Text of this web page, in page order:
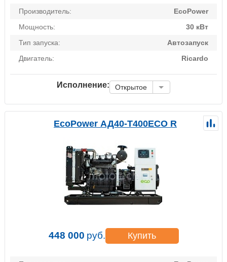
Производитель:
EcoPower
Мощность:
30 кВт
Тип запуска:
Автозапуск
Двигатель:
Ricardo
Исполнение: Открытое
EcoPower АД40-T400ECO R
448 000 руб. Купить